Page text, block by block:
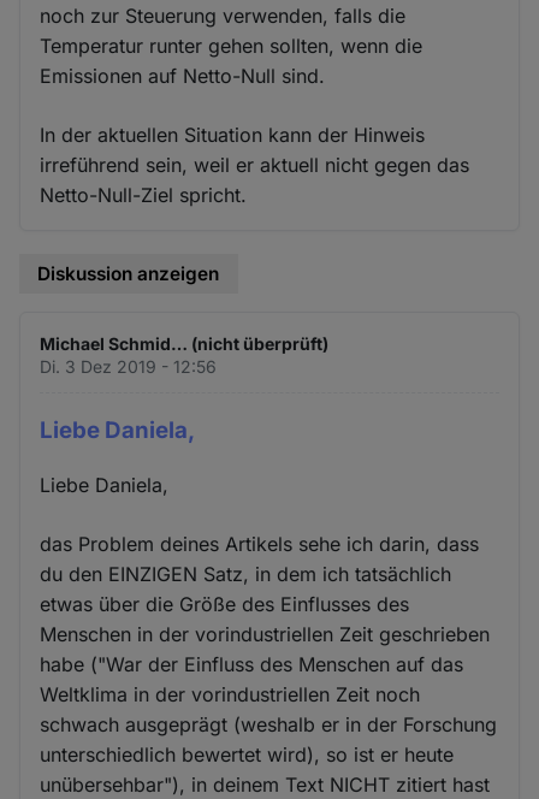
noch zur Steuerung verwenden, falls die
Temperatur runter gehen sollten, wenn die
Emissionen auf Netto-Null sind.
In der aktuellen Situation kann der Hinweis
irreführend sein, weil er aktuell nicht gegen das
Netto-Null-Ziel spricht.
Diskussion anzeigen
Michael Schmid… (nicht überprüft)
Di. 3 Dez 2019 - 12:56
Liebe Daniela,
Liebe Daniela,
das Problem deines Artikels sehe ich darin, dass
du den EINZIGEN Satz, in dem ich tatsächlich
etwas über die Größe des Einflusses des
Menschen in der vorindustriellen Zeit geschrieben
habe ("War der Einfluss des Menschen auf das
Weltklima in der vorindustriellen Zeit noch
schwach ausgeprägt (weshalb er in der Forschung
unterschiedlich bewertet wird), so ist er heute
unübersehbar"), in deinem Text NICHT zitiert hast